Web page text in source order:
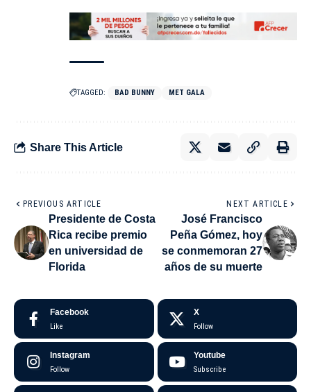
TAGGED: BAD BUNNY MET GALA
Share This Article
PREVIOUS ARTICLE
Presidente de Costa
Rica recibe premio
en universidad de
Florida
NEXT ARTICLE
José Francisco
Peña Gómez, hoy
se conmemoran 27
años de su muerte
Facebook
Like
X
Follow
Instagram
Follow
Youtube
Subscribe